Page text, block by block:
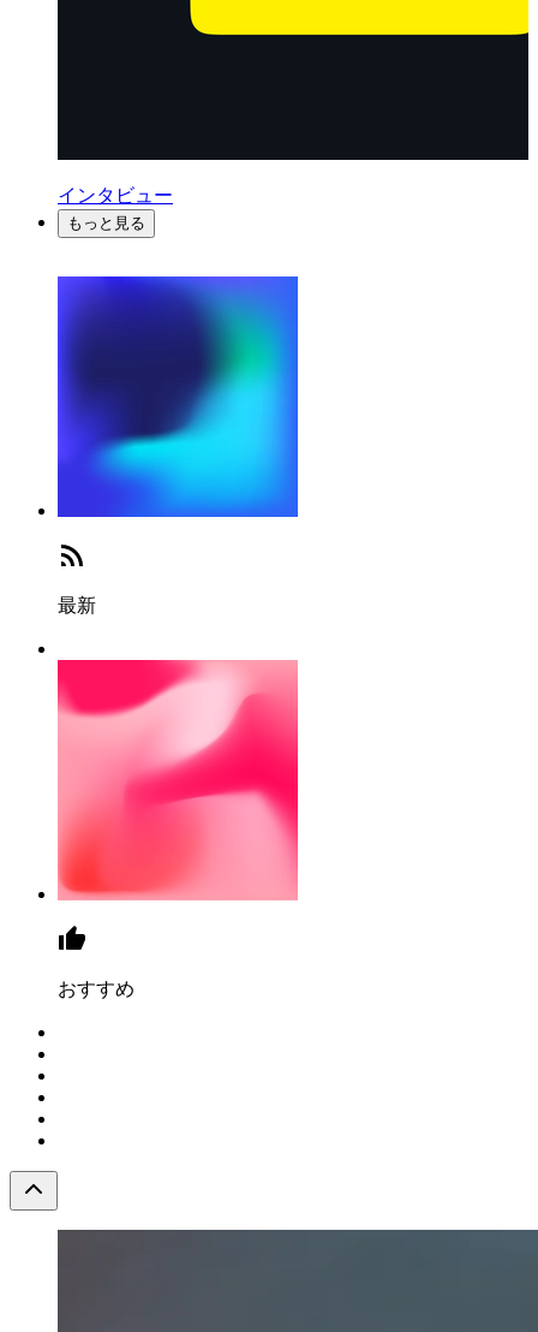
インタビュー
もっと見る
最新
おすすめ